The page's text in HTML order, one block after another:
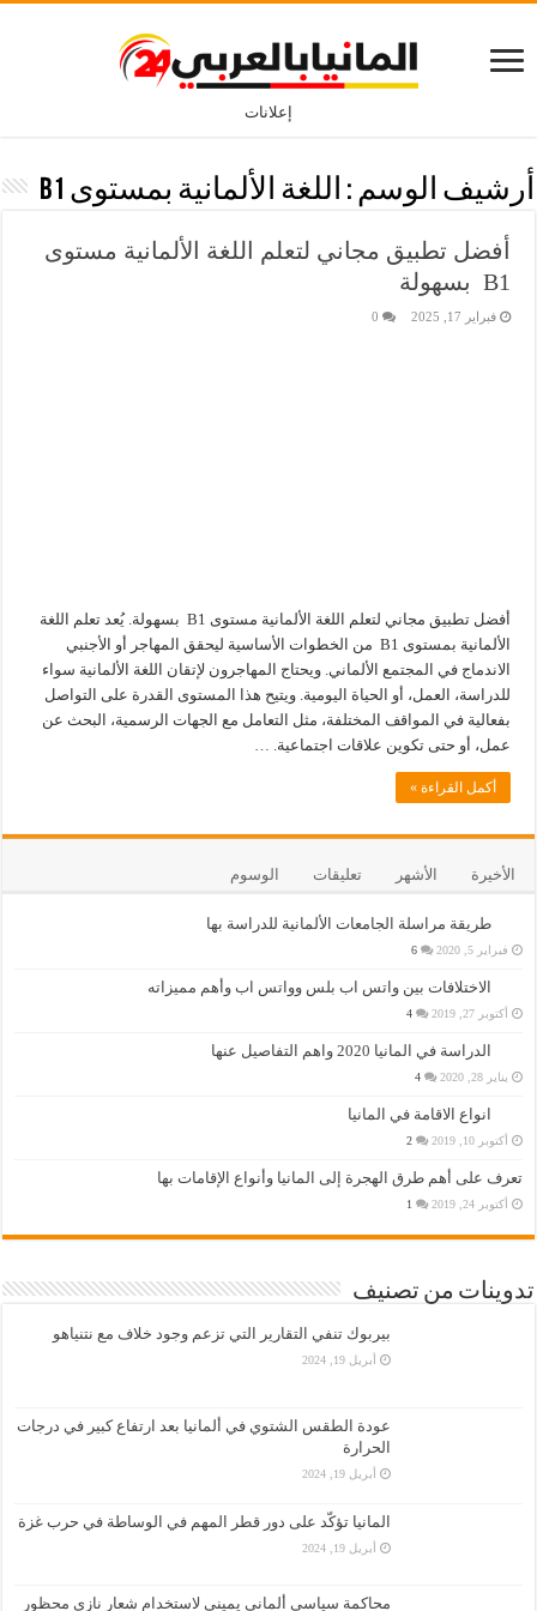
إعلانات
أرشيف الوسم : اللغة الألمانية بمستوى B1
أفضل تطبيق مجاني لتعلم اللغة الألمانية مستوى
B1 بسهولة
فبراير 17, 2025 0
أفضل تطبيق مجاني لتعلم اللغة الألمانية مستوى B1 بسهولة. يُعد تعلم اللغة
الألمانية بمستوى B1 من الخطوات الأساسية ليحقق المهاجر أو الأجنبي
الاندماج في المجتمع الألماني. ويحتاج المهاجرون لإتقان اللغة الألمانية سواء
للدراسة، العمل، أو الحياة اليومية. ويتيح هذا المستوى القدرة على التواصل
بفعالية في المواقف المختلفة، مثل التعامل مع الجهات الرسمية، البحث عن
عمل، أو حتى تكوين علاقات اجتماعية. …
أكمل القراءة »
الأخيرة الأشهر تعليقات الوسوم
طريقة مراسلة الجامعات الألمانية للدراسة بها
فبراير 5, 2020 6
الاختلافات بين واتس اب بلس وواتس اب وأهم مميزاته
أكتوبر 27, 2019 4
الدراسة في المانيا 2020 واهم التفاصيل عنها
يناير 28, 2020 4
انواع الاقامة في المانيا
أكتوبر 10, 2019 2
تعرف على أهم طرق الهجرة إلى المانيا وأنواع الإقامات بها
أكتوبر 24, 2019 1
تدوينات من تصنيف
بيربوك تنفي التقارير التي تزعم وجود خلاف مع نتنياهو
أبريل 19, 2024
عودة الطقس الشتوي في ألمانيا بعد ارتفاع كبير في درجات
الحرارة
أبريل 19, 2024
المانيا تؤكّد على دور قطر المهم في الوساطة في حرب غزة
أبريل 19, 2024
محاكمة سياسي ألماني يميني لاستخدام شعار نازي محظور